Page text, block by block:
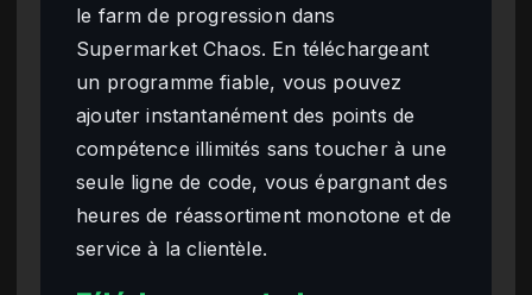
le farm de progression dans
Supermarket Chaos. En téléchargeant
un programme fiable, vous pouvez
ajouter instantanément des points de
compétence illimités sans toucher à une
seule ligne de code, vous épargnant des
heures de réassortiment monotone et de
service à la clientèle.